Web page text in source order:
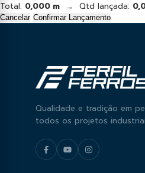
Total: 0,000 m → Qtd lançada:
Cancelar Confirmar Lançamento
Qualidade e tradição em
todos os projetos